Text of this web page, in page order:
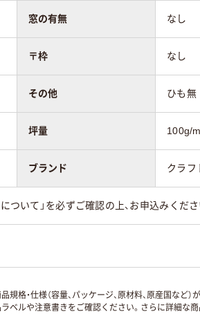
窓の有無 なし
〒枠 なし
その他 ひも無
坪量 100g/
ブランド クラフ
ついて」を必ずご確認の上、お申込みくださ
・仕様（容量、パッケージ、原材料、原産国など
ルや注意書きをご確認ください。さらに詳細な